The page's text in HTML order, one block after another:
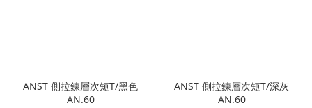
ANST 側拉鍊層次短T/黑色
AN.60
ANST 側拉鍊層次短T/深灰
AN.60